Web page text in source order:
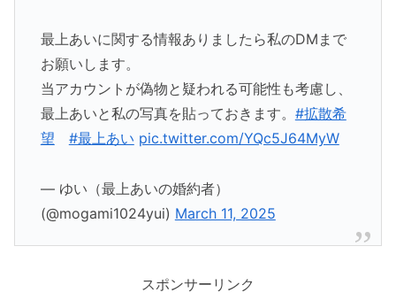
最上あいに関する情報ありましたら私のDMまで
お願いします。
当アカウントが偽物と疑われる可能性も考慮し、
最上あいと私の写真を貼っておきます。 #拡散希
望
#最上あい pic.twitter.com/YQc5J64MyW
— ゆい（最上あいの婚約者）
(@mogami1024yui) March 11, 2025
スポンサーリンク